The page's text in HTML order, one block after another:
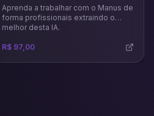
Aprenda a trabalhar com o Manus de
forma profissionais extraindo o
melhor desta IA.
R$ 97,00